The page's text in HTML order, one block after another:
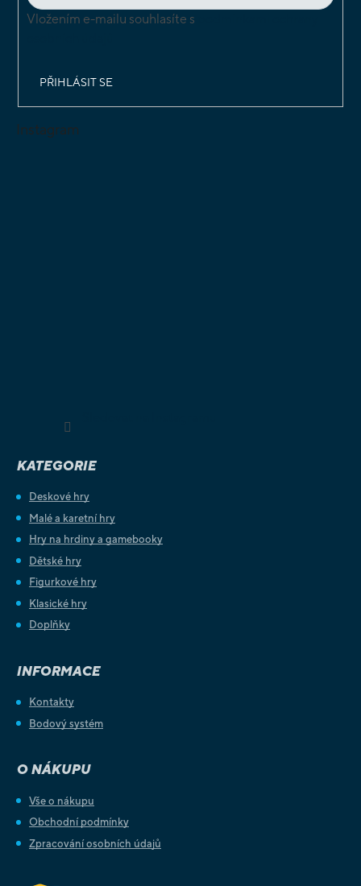
Vložením e-mailu souhlasíte s
PŘIHLÁSIT SE
Instagram
KATEGORIE
Deskové hry
Malé a karetní hry
Hry na hrdiny a gamebooky
Dětské hry
Figurkové hry
Klasické hry
Doplňky
INFORMACE
Kontakty
Bodový systém
O NÁKUPU
Vše o nákupu
Obchodní podmínky
Zpracování osobních údajů